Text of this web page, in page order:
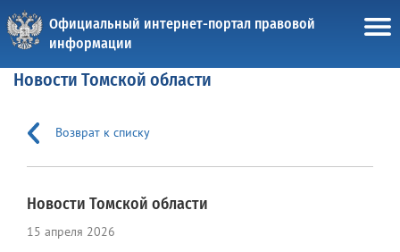
Официальный интернет-портал правовой
информации
Новости Томской области
Возврат к списку
Новости Томской области
15 апреля 2026